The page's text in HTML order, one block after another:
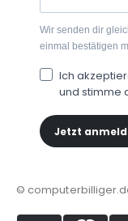
Wir senden dir
einmal bestätigen
Ich
und stimme
Jetzt
©